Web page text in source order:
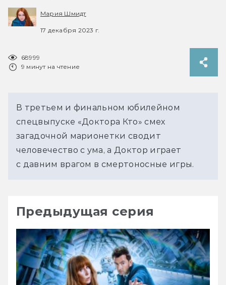
Мария Шмидт
17 декабря 2023 г.
68999
9 минут на чтение
В третьем и финальном юбилейном
спецвыпуске «Доктора Кто» смех
загадочной марионетки сводит
человечество с ума, а Доктор играет
с давним врагом в смертоносные игры.
Предыдущая серия